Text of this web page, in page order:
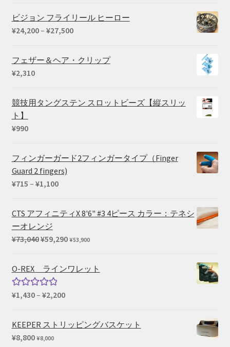
帯:
¥33,550
ビジョン フライリール ヒーロー
¥24,200– ¥27,500価
帯:
フェザー＆ヘア・クリップ
¥2,310
競技用タングステン スロットビーズ【縦スリッ
ト】
¥990
フィンガーガード2フィンガータイプ（Finger
Guard 2 fingers)
¥715 – ¥1,100価
帯:
–
CTS アフィニティX 8'6" #3 4ピース カラー：テネシ
ーオレンジ
¥73,040元
価
格
¥73,040
し
た。
¥59,290現
の
で
¥53,900
O-REX ラインワレット
5段階中
¥1,430– ¥2,200価
帯:
KEEPER ストリッピングバスケット
¥8,800 ¥8,000